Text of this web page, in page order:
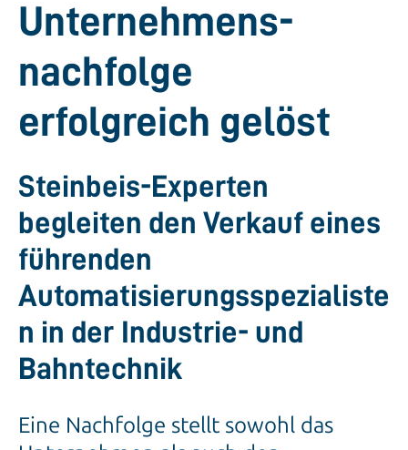
Unternehmens­
nachfolge
erfolgreich gelöst
Steinbeis-Experten
begleiten den Verkauf eines
führenden
Automatisierungsspezialiste
n in der Industrie- und
Bahntechnik
Eine Nachfolge stellt sowohl das